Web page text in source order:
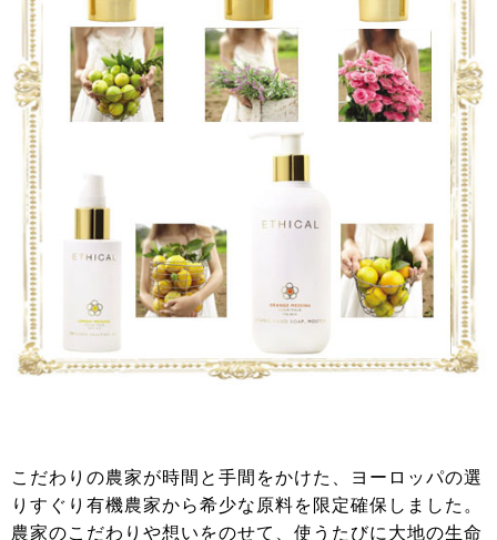
こだわりの農家が時間と手間をかけた、ヨーロッパの選
りすぐり有機農家から希少な原料を限定確保しました。
農家のこだわりや想いをのせて、使うたびに大地の生命